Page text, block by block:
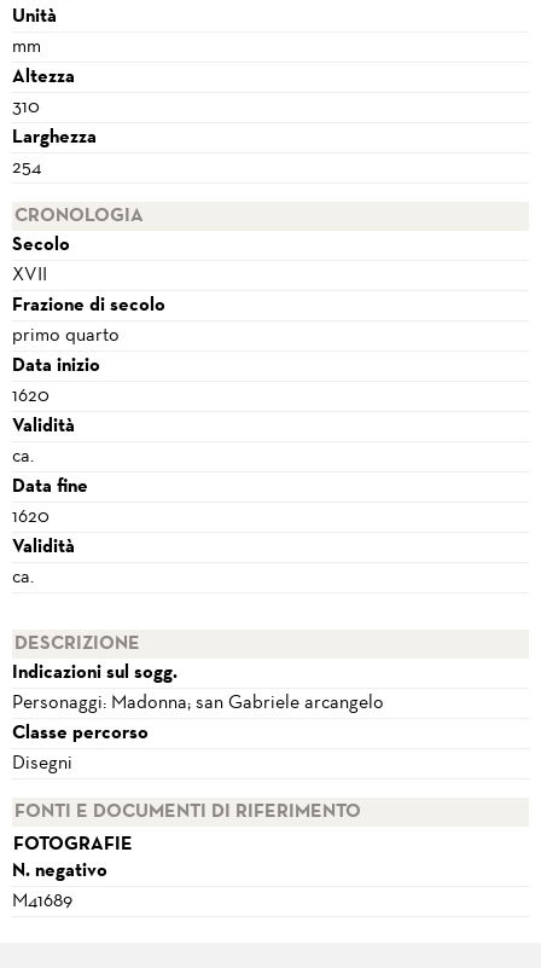
Unità
mm
Altezza
310
Larghezza
254
CRONOLOGIA
Secolo
XVII
Frazione di secolo
primo quarto
Data inizio
1620
Validità
ca.
Data fine
1620
Validità
ca.
DESCRIZIONE
Indicazioni sul sogg.
Personaggi: Madonna; san Gabriele arcangelo
Classe percorso
Disegni
FONTI E DOCUMENTI DI RIFERIMENTO
FOTOGRAFIE
N. negativo
M41689